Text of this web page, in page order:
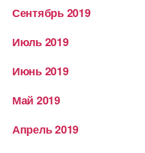
Сентябрь 2019
Июль 2019
Июнь 2019
Май 2019
Апрель 2019